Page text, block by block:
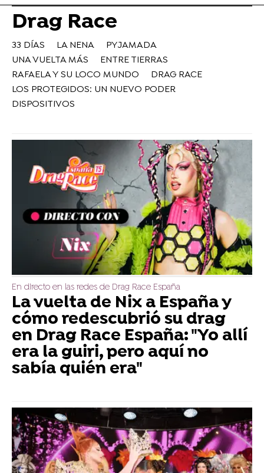
Drag Race
33 DÍAS LA NENA
PYJAMADA
UNA VUELTA MÁS
ENTRE TIERRAS
RAFAELA Y SU LOCO MUNDO
DRAG RACE
LOS PROTEGIDOS: UN NUEVO PODER
DISPOSITIVOS
En directo en las redes de Drag Race España
La vuelta de Nix a España y
cómo redescubrió su drag
en Drag Race España: "Yo allí
era la guiri, pero aquí no
sabía quién era"